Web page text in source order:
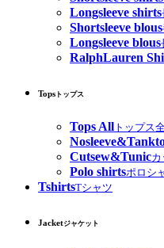
Longsleeve shirts
Shortsleeve blous
Longsleeve blous
RalphLauren
Tops トップス
Tops All トップス
Cutsew&Tunic
Polo shirtsポロシ
TshirtsTシャツ
Jacketジャケット